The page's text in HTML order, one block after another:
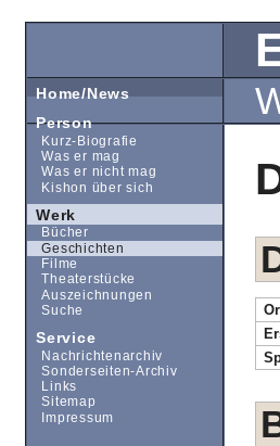
Home/News
Person
Kurz-Biografie
Was er mag
Was er nicht mag
Kishon über sich
Werk
Bücher
Geschichten
Filme
Theaterstücke
Auszeichnungen
Suche
Service
Nachrichtenarchiv
Sonderseiten-Archiv
Links
Sitemap
Impressum